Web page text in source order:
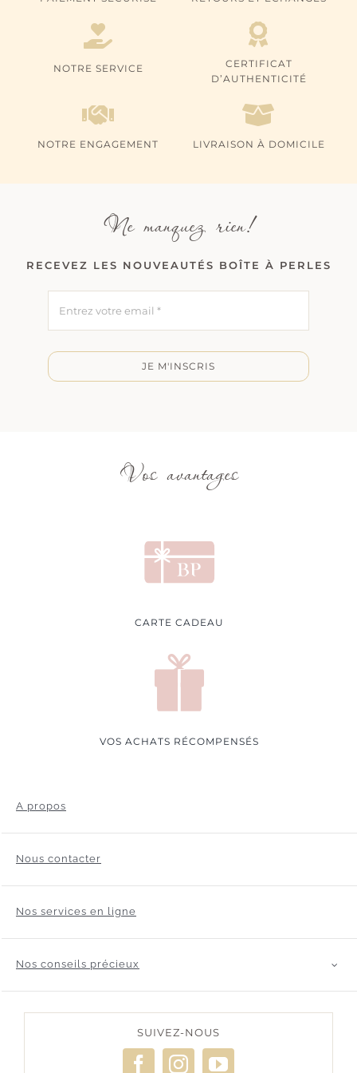
NOTRE SERVICE
CERTIFICAT
D’AUTHENTICITÉ
NOTRE ENGAGEMENT LIVRAISON À DOMICILE
Ne manquez rien!
RECEVEZ LES NOUVEAUTÉS BOÎTE À PERLES
JE M'INSCRIS
Vos avantages
CARTE CADEAU
VOS ACHATS RÉCOMPENSÉS
A propos
Nous contacter
Nos services en ligne
Nos conseils précieux
SUIVEZ-NOUS